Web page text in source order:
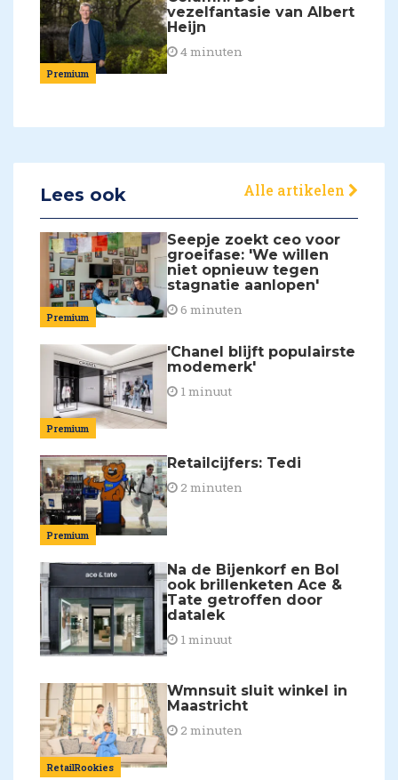
Premium
vezelfantasie van Albert
Heijn
4 minuten
Lees ook Alle artikelen
Premium
Seepje zoekt ceo voor
groeifase: 'We willen
niet opnieuw tegen
stagnatie aanlopen'
6 minuten
Premium
'Chanel blijft populairste
modemerk'
1 minuut
Premium
Retailcijfers: Tedi
2 minuten
Na de Bijenkorf en Bol
ook brillenketen Ace &
Tate getroffen door
datalek
1 minuut
RetailRookies
Wmnsuit sluit winkel in
Maastricht
2 minuten